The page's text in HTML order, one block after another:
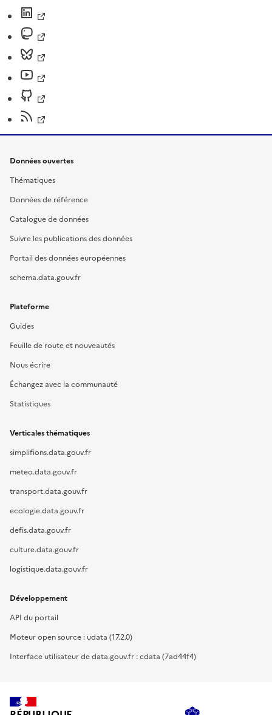
Données ouvertes
Thématiques
Données de référence
Catalogue de données
Suivre les publications des données
Portail des données européennes
schema.data.gouv.fr
Plateforme
Guides
Feuille de route et nouveautés
Nous écrire
Échangez avec la communauté
Statistiques
Verticales thématiques
simplifions.data.gouv.fr
meteo.data.gouv.fr
transport.data.gouv.fr
ecologie.data.gouv.fr
defis.data.gouv.fr
culture.data.gouv.fr
logistique.data.gouv.fr
Développement
API du portail
Moteur open source : udata (17.2.0)
Interface utilisateur de data.gouv.fr : cdata (7ad44f4)